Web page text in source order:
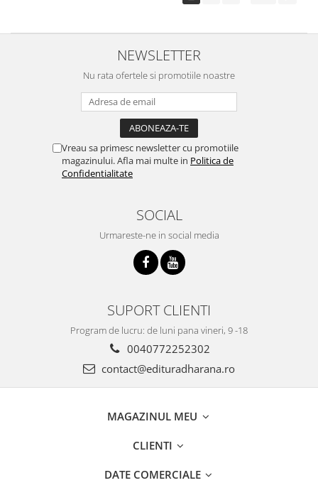
NEWSLETTER
Nu rata ofertele si promotiile noastre
Vreau sa primesc newsletter cu promotiile
magazinului. Afla mai multe in Politica de
Confidentialitate
SOCIAL
Urmareste-ne in social media
SUPORT CLIENTI
Program de lucru: de luni pana vineri, 9 -18
0040772252302
contact@edituradharana.ro
MAGAZINUL MEU
CLIENTI
DATE COMERCIALE